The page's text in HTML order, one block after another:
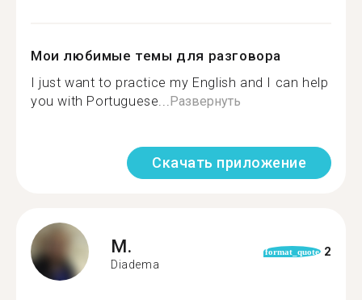
Мои любимые темы для разговора
I just want to practice my English and I can help
you with Portuguese...Развернуть
Скачать приложение
M.
Diadema
format_quote 2